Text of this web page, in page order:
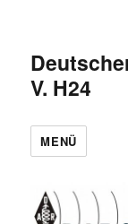
V. H24
MENÜ